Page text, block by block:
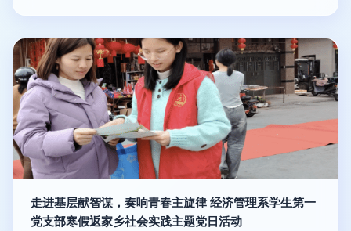
走进基层献智谋，奏响青春主旋律 经济管理系学生第一
党支部寒假返家乡社会实践主题党日活动